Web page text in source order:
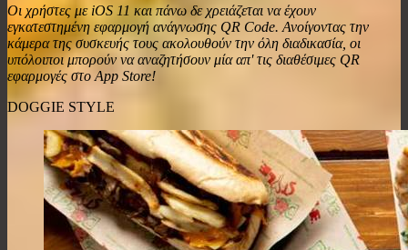
Οι χρήστες με iOS 11 και πάνω δε χρειάζεται να έχουν
εγκατεστημένη εφαρμογή ανάγνωσης QR Code. Ανοίγοντας την
κάμερα της συσκευής τους ακολουθούν την όλη διαδικασία, οι
υπόλοιποι μπορούν να αναζητήσουν μία απ' τις διαθέσιμες QR
εφαρμογές στο App Store!
DOGGIE STYLE